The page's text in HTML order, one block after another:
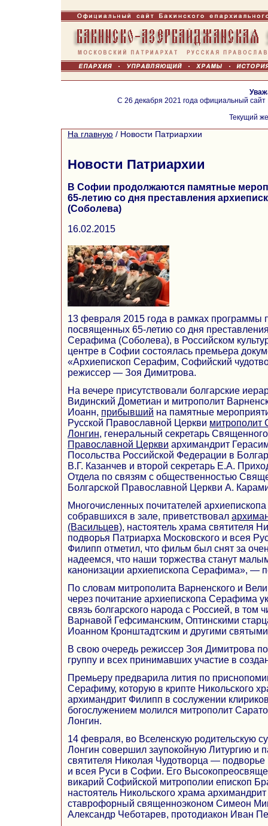
С 26 декабря 2021 года официальный
Текущий
На главную / Новости Патриархии
Новости Патриархии
В Софии продолжаются памятные
65-летию со дня преставления
(Соболева)
16.02.2015
13 февраля 2015 года в рамках программы
посвященных 65-летию со дня
Серафима (Соболева), в Российском
центре в Софии состоялась премьера
«Архиепископ Серафим, Софийский
режиссер — Зоя Димитрова.
На вечере присутствовали болгарские
Видинский Дометиан и митрополит
Иоанн, прибывший на памятные
Русской Православной Церкви митрополит
Лонгин, генеральный секретарь
Православной Церкви архимандрит
Посольства Российской Федерации в
В.Г. Казанчев и второй секретарь Е.А.
Отдела по связям с общественностью
Болгарской Православной Церкви А.
Многочисленных почитателей
собравшихся в зале, приветствовал
(Васильцев), настоятель храма святителя
подворья Патриарха Московского и всея
Филипп отметил, что фильм был снят за
надеемся, что наши торжества станут
канонизации архиепископа Серафима», —
По словам митрополита Варненского и
через почитание архиепископа Серафима
связь болгарского народа с Россией, в том
Варнавой Гефсиманским, Оптинскими
Иоанном Кронштадтским и другими
В свою очередь режиссер Зоя Димитрова
группу и всех принимавших участие в
Премьеру предварила лития по
Серафиму, которую в крипте Никольского
архимандрит Филипп в сослужении
богослужением молился митрополит
Лонгин.
14 февраля, во Вселенскую родительскую
Лонгин совершил заупокойную Литургию и
святителя Николая Чудотворца — подворье
и всея Руси в Софии. Его
викарий Софийской митрополии епископ
настоятель Никольского храма
ставрофорный священноэконом Симеон
Александр Чеботарев, протодиакон Иван